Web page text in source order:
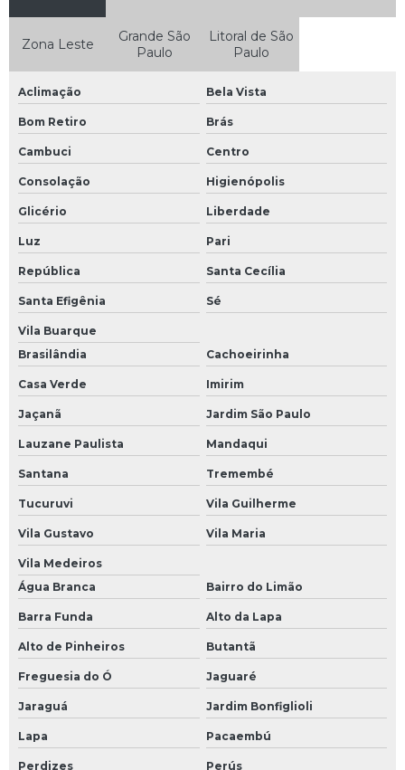
Zona Leste
Grande São
Paulo
Litoral de São
Paulo
Aclimação Bela Vista
Bom Retiro Brás
Cambuci Centro
Consolação Higienópolis
Glicério Liberdade
Luz Pari
República Santa Cecília
Santa Efigênia Sé
Vila Buarque
Brasilândia
Cachoeirinha
Casa Verde Imirim
Jaçanã Jardim São Paulo
Lauzane Paulista Mandaqui
Santana Tremembé
Tucuruvi Vila Guilherme
Vila Gustavo Vila Maria
Vila Medeiros
Água Branca
Bairro do Limão
Barra Funda Alto da Lapa
Alto de Pinheiros Butantã
Freguesia do Ó Jaguaré
Jaraguá Jardim Bonfiglioli
Lapa Pacaembú
Perdizes Perús